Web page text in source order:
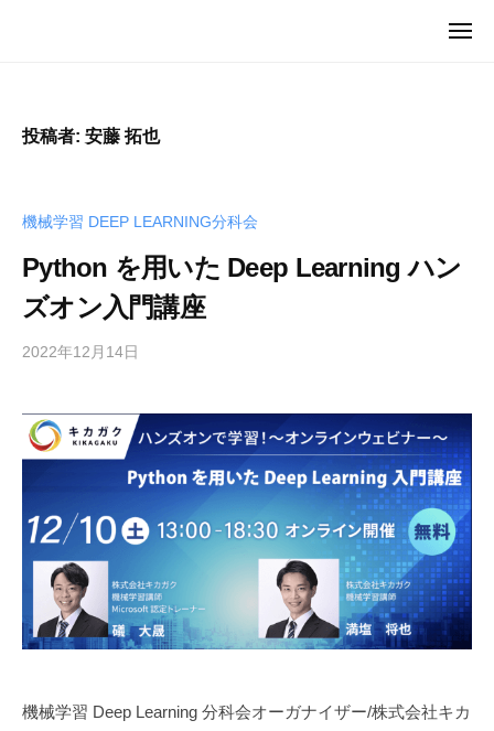
U
マ
イ
カ
グ
）
メ
投稿者: 安藤 拓也
機械学習 DEEP LEARNING分科会
Python を用いた Deep Learning ハン
ズオン入門講座
2022年12月14日
藤
也
機械学習 Deep Learning 分科会オーガナイザー/株式会社キカ
マ
グ
ー